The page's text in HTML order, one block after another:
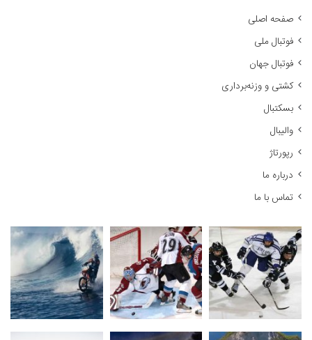
صفحه اصلی
فوتبال ملی
فوتبال جهان
کشتی و وزنه‌برداری
بسکتبال
والیبال
رپورتاژ
درباره ما
تماس با ما